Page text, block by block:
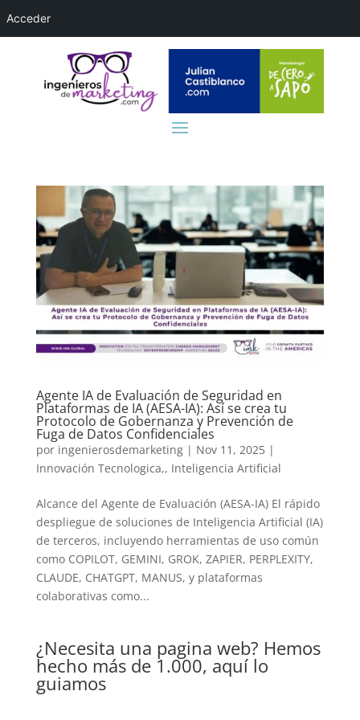
Agente IA de Evaluación de Seguridad en
Plataformas de IA (AESA-IA): Así se crea tu
Protocolo de Gobernanza y Prevención de
Fuga de Datos Confidenciales
por ingenierosdemarketing| Nov 11, 2025|
Innovación Tecnologica,, Inteligencia Artificial
Alcance del Agente de Evaluación (AESA-IA) El rápido
despliegue de soluciones de Inteligencia Artificial (IA)
de terceros, incluyendo herramientas de uso común
como COPILOT, GEMINI, GROK, ZAPIER, PERPLEXITY,
CLAUDE, CHATGPT, MANUS, y plataformas
colaborativas como...
¿Necesita una pagina web? Hemos
hecho más de 1.000, aquí lo
guiamos
Acceder